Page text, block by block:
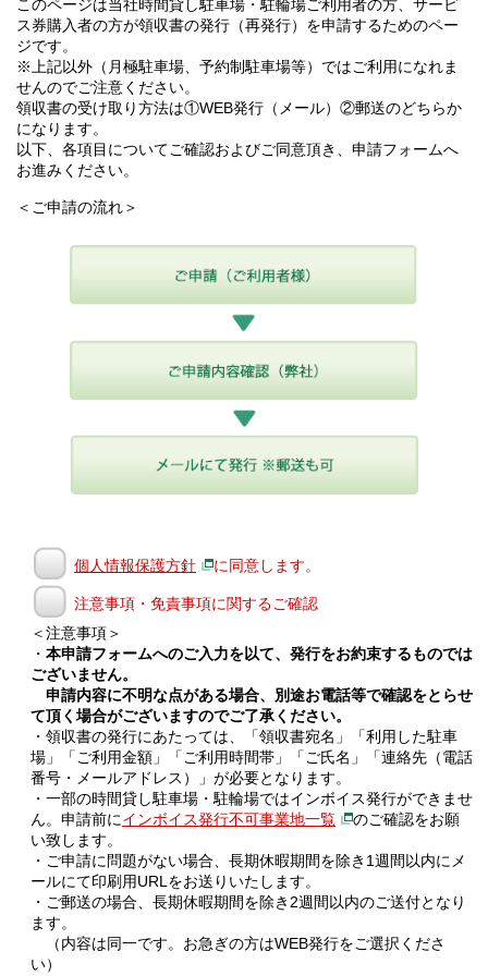
このページは当社時間貸し駐車場・駐輪場ご利用者の方、サービ
ス券購入者の方が領収書の発行（再発行）を申請するためのペー
ジです。
※上記以外（月極駐車場、予約制駐車場等）ではご利用になれま
せんのでご注意ください。
領収書の受け取り方法は①WEB発行（メール）②郵送のどちらか
になります。
以下、各項目についてご確認およびご同意頂き、申請フォームへ
お進みください。
＜ご申請の流れ＞
個人情報保護方針 に同意します。
注意事項・免責事項に関するご確認
＜注意事項＞
・ 本申請フォームへのご入力を以て、発行をお約束するものでは
ございません。
申請内容に不明な点がある場合、別途お電話等で確認をとらせ
て頂く場合がございますのでご了承ください。
・領収書の発行にあたっては、「領収書宛名」「利用した駐車
場」「ご利用金額」「ご利用時間帯」「ご氏名」「連絡先（電話
番号・メールアドレス）」が必要となります。
・一部の時間貸し駐車場・駐輪場ではインボイス発行ができませ
ん。申請前にインボイス発行不可事業地一覧
のご確認をお願
い致します。
・ご申請に問題がない場合、長期休暇期間を除き1週間以内にメ
ールにて印刷用URLをお送りいたします。
・ご郵送の場合、長期休暇期間を除き2週間以内のご送付となり
ます。
（内容は同一です。お急ぎの方はWEB発行をご選択くださ
い）